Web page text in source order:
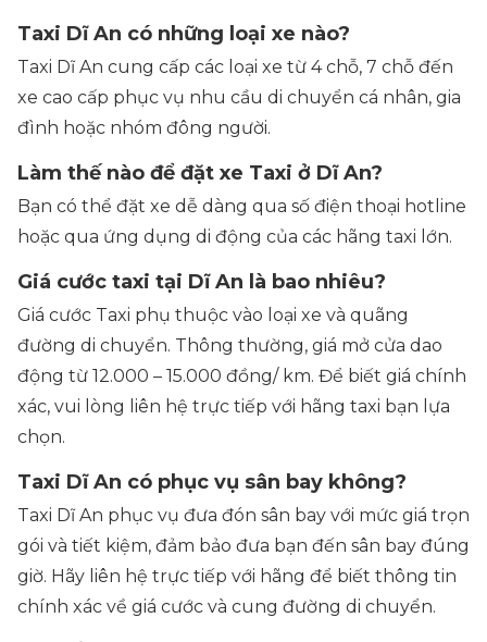
Taxi Dĩ An có những loại xe nào?
Taxi Dĩ An cung cấp các loại xe từ 4 chỗ, 7 chỗ đến
xe cao cấp phục vụ nhu cầu di chuyển cá nhân, gia
đình hoặc nhóm đông người.
Làm thế nào để đặt xe Taxi ở Dĩ An?
Bạn có thể đặt xe dễ dàng qua số điện thoại hotline
hoặc qua ứng dụng di động của các hãng taxi lớn.
Giá cước taxi tại Dĩ An là bao nhiêu?
Giá cước Taxi phụ thuộc vào loại xe và quãng
đường di chuyển. Thông thường, giá mở cửa dao
động từ 12.000 – 15.000 đồng/ km. Để biết giá chính
xác, vui lòng liên hệ trực tiếp với hãng taxi bạn lựa
chọn.
Taxi Dĩ An có phục vụ sân bay không?
Taxi Dĩ An phục vụ đưa đón sân bay với mức giá trọn
gói và tiết kiệm, đảm bảo đưa bạn đến sân bay đúng
giờ. Hãy liên hệ trực tiếp với hãng để biết thông tin
chính xác về giá cước và cung đường di chuyển.